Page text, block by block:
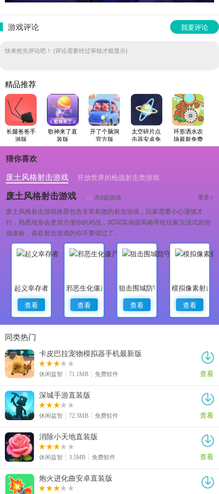
游戏评论 我要评论
快来抢先评论吧！ (评论需要经过审核才能显示)
精品推荐
长腿爸爸手
游版
歌神来了直
装版
开了个脑洞
官方版
太空碎片点
击器安卓免
费版
环形洒水农
场最新免费
版
猜你喜欢
废土风格射击游戏
开放世界的枪战射击类游戏
以末日生存为题材的枪战射击类游戏
废土风格射击游戏 共0款游戏 更多>
废土风格射击游戏推荐包含非常刺激的射击游戏，玩家需要小心谨慎才
行，熟悉地形会更加方便你的对战，3D写实画面风格带给玩家沉浸式的游
戏体验，喜欢射击游戏的你不要错过了。
起义幸存者
查看
邪恶生化僵尸2
查看
狙击围城防守与摧毁
查看
模拟像素射击
查看
同类热门
卡皮巴拉宠物模拟器手机最新版
休闲益智 71.1MB 免费软件 查看
深城手游直装版
休闲益智 72.3MB 免费软件 查看
消除小天地直装版
休闲益智 3.5MB 免费软件 查看
炮火进化曲安卓直装版